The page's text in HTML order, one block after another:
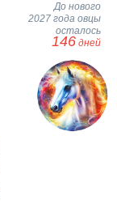
До нового
2027 года овцы
осталось
146 дней